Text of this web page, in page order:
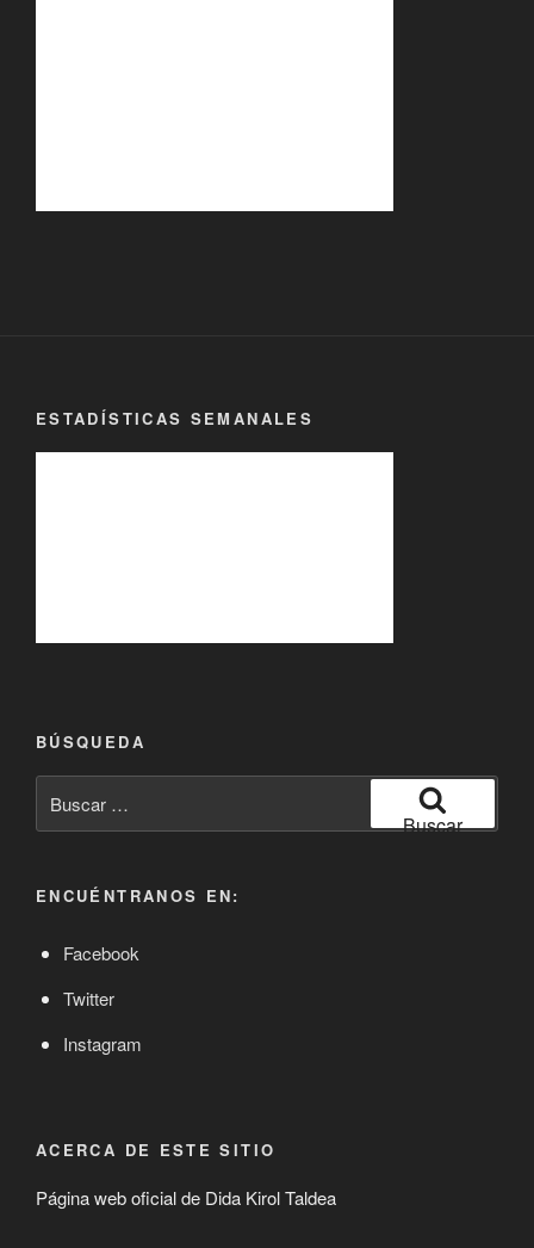
ESTADÍSTICAS SEMANALES
BÚSQUEDA
por:
Buscar
ENCUÉNTRANOS EN:
Facebook
Twitter
Instagram
ACERCA DE ESTE SITIO
Página web oficial de Dida Kirol Taldea